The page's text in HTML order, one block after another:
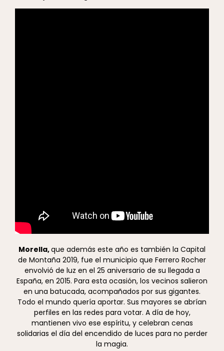
Morella,que además este año es también la Capital
de Montaña 2019, fue el municipio que Ferrero Rocher
envolvió de luz en el 25 aniversario de su llegada a
España, en 2015. Para esta ocasión, los vecinos salieron
en una batucada, acompañados por sus gigantes.
Todo el mundo quería aportar. Sus mayores se abrían
perfiles en las redes para votar. A día de hoy,
mantienen vivo ese espíritu, y celebran cenas
solidarias el día del encendido de luces para no perder
la magia.